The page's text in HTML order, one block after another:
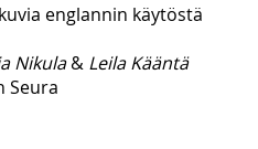
englannin käytöstä
Nikula& Leila Kääntä
Seura